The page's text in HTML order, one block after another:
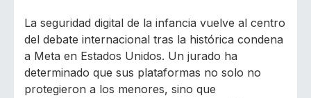
La seguridad digital de la infancia vuelve al centro
del debate internacional tras la histórica condena
a Meta en Estados Unidos. Un jurado ha
determinado que sus plataformas no solo no
protegieron a los menores, sino que